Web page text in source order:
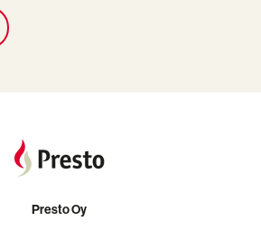
Presto Oy